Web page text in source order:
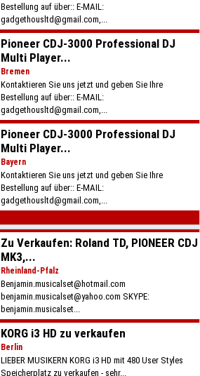
Bestellung auf über:: E-MAIL:
gadgethousltd@gmail.com,...
Pioneer CDJ-3000 Professional DJ
Multi Player...
Bremen
Kontaktieren Sie uns jetzt und geben Sie Ihre
Bestellung auf über:: E-MAIL:
gadgethousltd@gmail.com,...
Pioneer CDJ-3000 Professional DJ
Multi Player...
Bayern
Kontaktieren Sie uns jetzt und geben Sie Ihre
Bestellung auf über:: E-MAIL:
gadgethousltd@gmail.com,...
Zu Verkaufen: Roland TD, PIONEER CDJ
MK3,...
Rheinland-Pfalz
Benjamin.musicalset@hotmail.com
benjamin.musicalset@yahoo.com SKYPE:
benjamin.musicalset...
KORG i3 HD zu verkaufen
Berlin
LIEBER MUSIKERN KORG i3 HD mit 480 User Styles
Speicherplatz zu verkaufen - sehr...